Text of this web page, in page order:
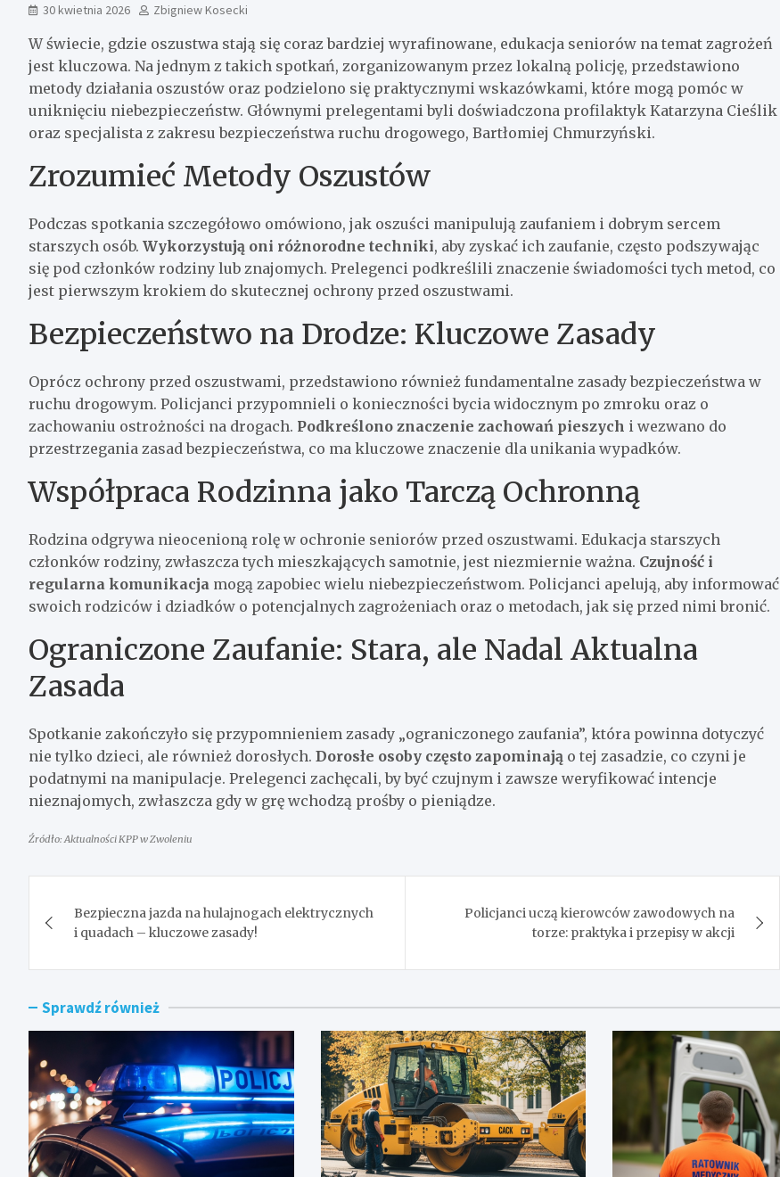
30 kwietnia 2026 Zbigniew Kosecki
W świecie, gdzie oszustwa stają się coraz bardziej wyrafinowane, edukacja seniorów na temat zagrożeń
jest kluczowa. Na jednym z takich spotkań, zorganizowanym przez lokalną policję, przedstawiono
metody działania oszustów oraz podzielono się praktycznymi wskazówkami, które mogą pomóc w
uniknięciu niebezpieczeństw. Głównymi prelegentami byli doświadczona profilaktyk Katarzyna Cieślik
oraz specjalista z zakresu bezpieczeństwa ruchu drogowego, Bartłomiej Chmurzyński.
Zrozumieć Metody Oszustów
Podczas spotkania szczegółowo omówiono, jak oszuści manipulują zaufaniem i dobrym sercem
starszych osób. Wykorzystują oni różnorodne techniki, aby zyskać ich zaufanie, często podszywając
się pod członków rodziny lub znajomych. Prelegenci podkreślili znaczenie świadomości tych metod, co
jest pierwszym krokiem do skutecznej ochrony przed oszustwami.
Bezpieczeństwo na Drodze: Kluczowe Zasady
Oprócz ochrony przed oszustwami, przedstawiono również fundamentalne zasady bezpieczeństwa w
ruchu drogowym. Policjanci przypomnieli o konieczności bycia widocznym po zmroku oraz o
zachowaniu ostrożności na drogach. Podkreślono znaczenie zachowań pieszych i wezwano do
przestrzegania zasad bezpieczeństwa, co ma kluczowe znaczenie dla unikania wypadków.
Współpraca Rodzinna jako Tarczą Ochronną
Rodzina odgrywa nieocenioną rolę w ochronie seniorów przed oszustwami. Edukacja starszych
członków rodziny, zwłaszcza tych mieszkających samotnie, jest niezmiernie ważna. Czujność i
regularna komunikacja mogą zapobiec wielu niebezpieczeństwom. Policjanci apelują, aby informować
swoich rodziców i dziadków o potencjalnych zagrożeniach oraz o metodach, jak się przed nimi bronić.
Ograniczone Zaufanie: Stara, ale Nadal Aktualna
Zasada
Spotkanie zakończyło się przypomnieniem zasady „ograniczonego zaufania”, która powinna dotyczyć
nie tylko dzieci, ale również dorosłych. Dorosłe osoby często zapominają o tej zasadzie, co czyni je
podatnymi na manipulacje. Prelegenci zachęcali, by być czujnym i zawsze weryfikować intencje
nieznajomych, zwłaszcza gdy w grę wchodzą prośby o pieniądze.
Źródło: Aktualności KPP w Zwoleniu
wpisu
Bezpieczna jazda na hulajnogach elektrycznych
i quadach – kluczowe zasady!
Policjanci uczą kierowców zawodowych na
torze: praktyka i przepisy w akcji
Sprawdź również